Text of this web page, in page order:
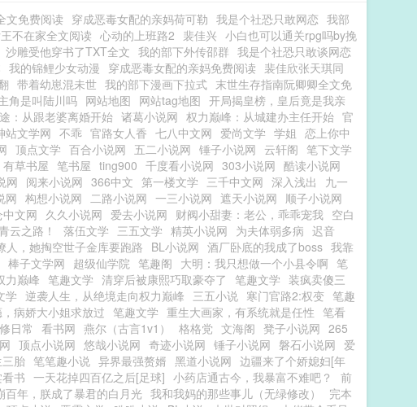
文免费阅读 穿成恶毒女配的亲妈荷可勒 我是个社恐只敢网恋 我部
不在家全文阅读 心动的上班路2 裴佳兴 小白也可以通关rpg吗by挽
沙雕受他穿书了TXT全文 我的部下外传邵群 我是个社恐只敢谈网恋
我的锦鲤少女动漫 穿成恶毒女配的亲妈免费阅读 裴佳欣张天琪同
带着幼崽混未世 我的部下漫画下拉式 末世生存指南阮卿卿全文免
角是叫陆川吗 网站地图 网站tag地图 开局揭皇榜，皇后竟是我亲
：从跟老婆离婚开始 诸葛小说网 权力巅峰：从城建办主任开始 官
站文学网 不乖 官路女人香 七八中文网 爱尚文学 学姐 恋上你中
顶点文学 百合小说网 五二小说网 锤子小说网 云轩阁 笔下文学
有草书屋 笔书屋 ting900 千度看小说网 303小说网 酷读小说网
网 阅来小说网 366中文 第一楼文学 三千中文网 深入浅出
九一
网 构想小说网 二路小说网 一三小说网 遮天小说网 顺子小说网
文网 久久小说网 爱去小说网 财阀小甜妻：老公，乖乖宠我 空白
云之路！ 落伍文学 三五文学 精英小说网 为夫体弱多病 迟音
人，她掏空世子金库要跑路 BL小说网 酒厂卧底的我成了boss 我靠
棒子文学网 超级仙学院 笔趣阁 大明：我只想做一个小县令啊 笔
力巅峰 笔趣文学 清穿后被康熙巧取豪夺了 笔趣文学 装疯卖傻三
学 逆袭人生，从绝境走向权力巅峰 三五小说 寒门官路2:权变 笔趣
病娇大小姐求放过 笔趣文学 重生大画家，有系统就是任性 笔看
日常 看书网 燕尔（古言1v1） 格格党 文海阁 凳子小说网 265
顶点小说网 悠哉小说网 奇迹小说网 锤子小说网 磐石小说网 爱
胎 笔笔趣小说 异界最强赘婿 黑道小说网 边疆来了个娇媳妇[年
书 一天花掉四百亿之后[足球] 小药店通古今，我暴富不难吧？
前
百年，朕成了暴君的白月光 我和我妈的那些事儿（无绿修改）
完本